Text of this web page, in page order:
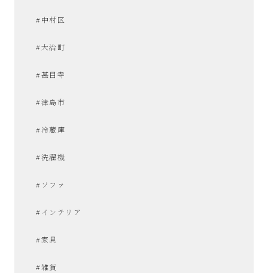
#中村区
#大治町
#甚目寺
#津島市
#冷蔵庫
#洗濯機
#ソファ
#インテリア
#家具
#雑貨